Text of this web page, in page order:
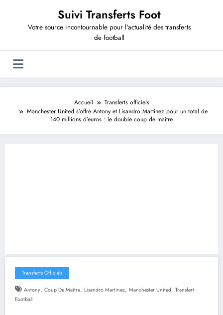
Suivi Transferts Foot
Votre source incontournable pour l'actualité des transferts
de football
Accueil
Transferts officiels
Manchester United s’offre Antony et Lisandro Martinez pour un total de
140 millions d’euros : le double coup de maître
Transferts Officiels
Antony, Coup De Maître, Lisandro Martinez, Manchester United, Transfert
Football